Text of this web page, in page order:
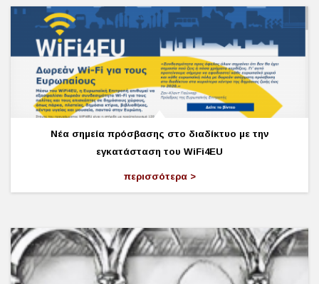
Νέα σημεία πρόσβασης στο διαδίκτυο με την
εγκατάσταση του WiFi4EU
περισσότερα